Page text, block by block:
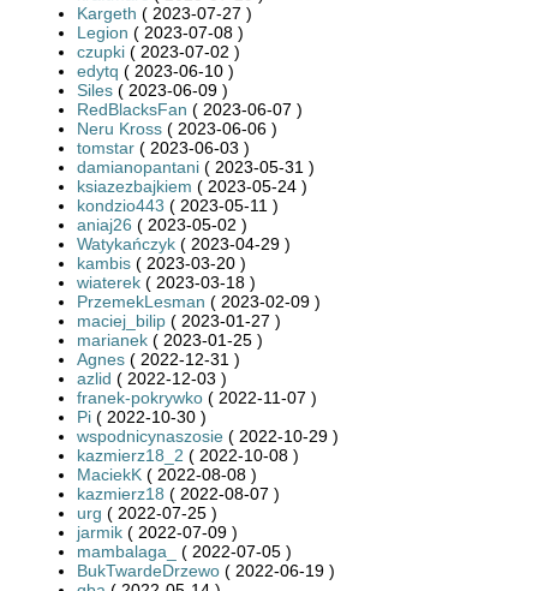
Kargeth ( 2023-07-27 )
Legion ( 2023-07-08 )
czupki ( 2023-07-02 )
edytq ( 2023-06-10 )
Siles ( 2023-06-09 )
RedBlacksFan ( 2023-06-07 )
Neru Kross ( 2023-06-06 )
tomstar ( 2023-06-03 )
damianopantani ( 2023-05-31 )
ksiazezbajkiem ( 2023-05-24 )
kondzio443 ( 2023-05-11 )
aniaj26 ( 2023-05-02 )
Watykańczyk ( 2023-04-29 )
kambis ( 2023-03-20 )
wiaterek ( 2023-03-18 )
PrzemekLesman ( 2023-02-09 )
maciej_bilip ( 2023-01-27 )
marianek ( 2023-01-25 )
Agnes ( 2022-12-31 )
azlid ( 2022-12-03 )
franek-pokrywko ( 2022-11-07 )
Pi ( 2022-10-30 )
wspodnicynaszosie ( 2022-10-29 )
kazmierz18_2 ( 2022-10-08 )
MaciekK ( 2022-08-08 )
kazmierz18 ( 2022-08-07 )
urg ( 2022-07-25 )
jarmik ( 2022-07-09 )
mambalaga_
( 2022-07-05 )
BukTwardeDrzewo ( 2022-06-19 )